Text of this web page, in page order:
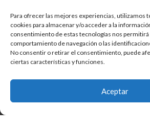
Para ofrecer las mejores experiencias, utilizamos
cookies para almacenar y/o acceder a la
consentimiento de estas tecnologías nos
comportamiento de navegación o las
No consentir o retirar el consentimiento, puede
ciertas características y funciones.
Aceptar
Términos y
SERVICIOS TURISTICOS EL
RUC: 20601017807
JR. GUILLERMO URRELO 682 -
CAJAMARCA